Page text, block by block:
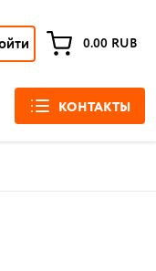
0.00 RUB
КОНТАКТЫ